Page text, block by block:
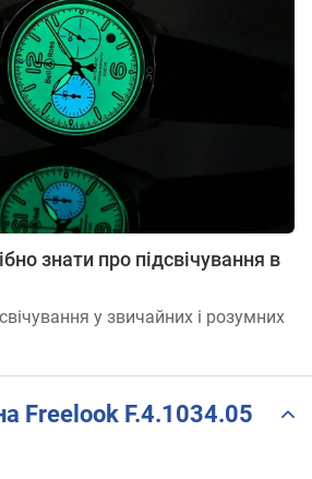
знати про підсвічування в
у звичайних і розумних
Freelook F.4.1034.05